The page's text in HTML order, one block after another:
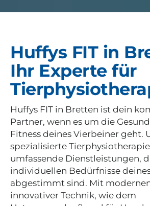
Huffys FIT in
Ihr Experte für
Huffys FIT in Bretten ist dein
Partner, wenn es um die
Fitness deines Vierbeiner geht.
spezialisierte
umfassende Dienstleistungen,
individuellen Bedürfnisse
abgestimmt sind. Mit
innovativer Technik, wie dem